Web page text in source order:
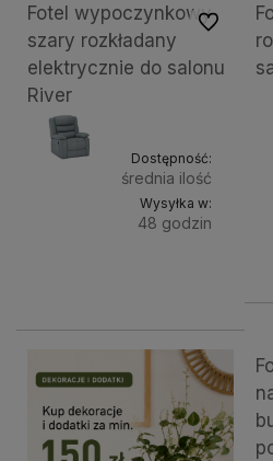
Fotel wypoczynkowy
szary rozkładany
elektrycznie do salonu
River
Dostępność:
średnia ilość
Wysyłka w:
48 godzin
Do